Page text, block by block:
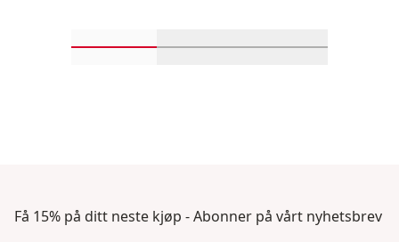
Få 15% på ditt neste kjøp - Abonner på vårt nyhetsbrev